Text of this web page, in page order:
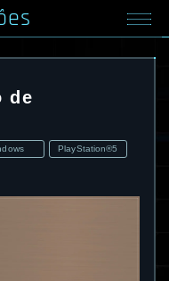
de
PlayStation®5